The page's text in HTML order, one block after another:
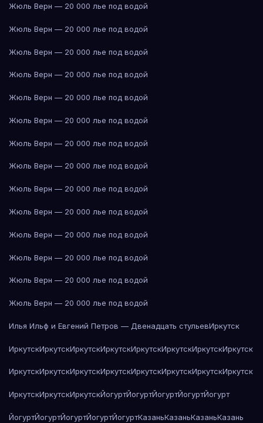
Жюль Верн — 20 000 лье под водой
Жюль Верн — 20 000 лье под водой
Жюль Верн — 20 000 лье под водой
Жюль Верн — 20 000 лье под водой
Жюль Верн — 20 000 лье под водой
Жюль Верн — 20 000 лье под водой
Жюль Верн — 20 000 лье под водой
Жюль Верн — 20 000 лье под водой
Жюль Верн — 20 000 лье под водой
Жюль Верн — 20 000 лье под водой
Жюль Верн — 20 000 лье под водой
Жюль Верн — 20 000 лье под водой
Жюль Верн — 20 000 лье под водой
Жюль Верн — 20 000 лье под водой
Илья Ильф и Евгений Петров — Двенадцать стульевИркутск
ИркутскИркутскИркутскИркутскИркутскИркутскИркутскИркутск
ИркутскИркутскИркутскИркутскИркутскИркутскИркутскИркутск
ИркутскИркутскИркутскЙогуртЙогуртЙогуртЙогуртЙогурт
ЙогуртЙогуртЙогуртЙогуртЙогуртКазаньКазаньКазаньКазань